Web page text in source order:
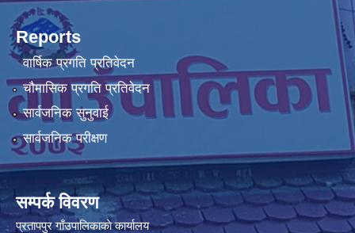
Reports
वार्षिक प्रगति प्रतिवेदन
चौमासिक प्रगति प्रतिवेदन
सार्वजनिक सुनुवाई
सार्वजनिक परीक्षण
सम्पर्क विवरण
प्रतापपुर गाँउपालिकाकाे कार्यालय